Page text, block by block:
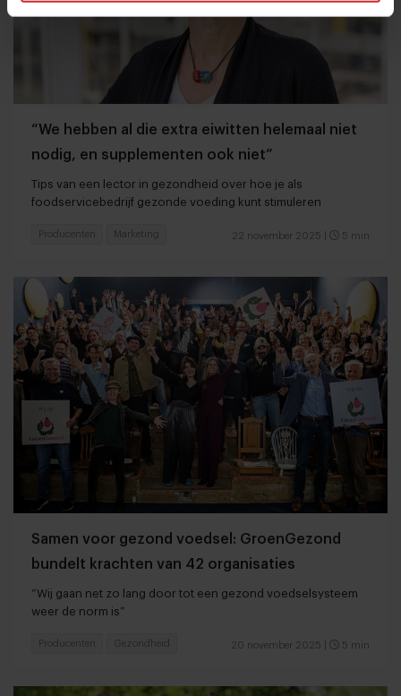
“We hebben al die extra eiwitten helemaal niet
nodig, en supplementen ook niet”
Tips van een lector in gezondheid over hoe je als
foodservicebedrijf gezonde voeding kunt stimuleren
22 november 2025 5 min
Producenten Marketing
Samen voor gezond voedsel: GroenGezond
bundelt krachten van 42 organisaties
“Wij gaan net zo lang door tot een gezond voedselsysteem
weer de norm is”
20 november 2025 5 min
Producenten Gezondheid